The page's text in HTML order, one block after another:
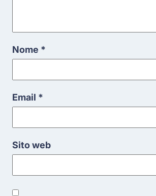
Nome *
Email *
Sito web